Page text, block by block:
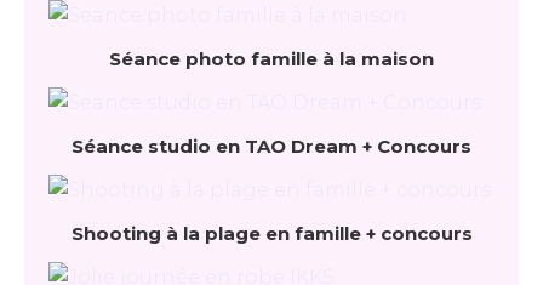
Séance photo famille à la maison
Séance studio en TAO Dream + Concours
Shooting à la plage en famille + concours